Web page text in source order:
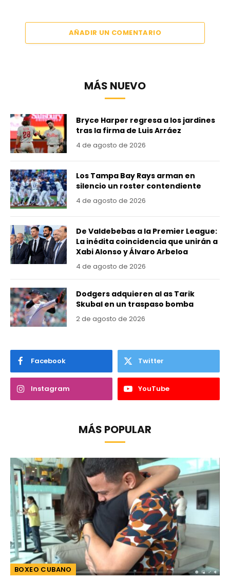
AÑADIR UN COMENTARIO
MÁS NUEVO
Bryce Harper regresa a los jardines
tras la firma de Luis Arráez
4 de agosto de 2026
Los Tampa Bay Rays arman en
silencio un roster contendiente
4 de agosto de 2026
De Valdebebas a la Premier League:
La inédita coincidencia que unirán a
Xabi Alonso y Álvaro Arbeloa
4 de agosto de 2026
Dodgers adquieren al as Tarik
Skubal en un traspaso bomba
2 de agosto de 2026
Facebook Twitter
Instagram YouTube
MÁS POPULAR
BOXEO CUBANO